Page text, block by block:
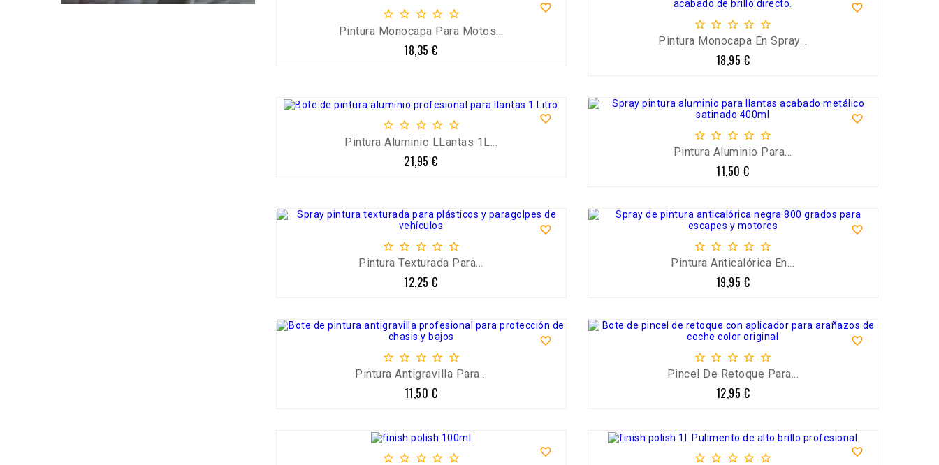

    
Pintura Monocapa Para Motos...
Precio
18,35 €

    
Pintura Monocapa En Spray...
Precio
18,95 €

    
Pintura Aluminio LLantas 1L...
Precio
21,95 €

    
Pintura Aluminio Para...
Precio
11,50 €

    
Pintura Texturada Para...
Precio
12,25 €

    
Pintura Anticalórica En...
Precio
19,95 €

    
Pintura Antigravilla Para...
Precio
11,50 €

    
Pincel De Retoque Para...
Precio
12,95 €

    

    